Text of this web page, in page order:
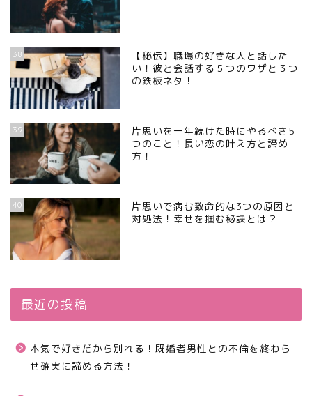
38
【秘伝】職場の好きな人と話した
い！彼と会話する５つのワザと３つ
の鉄板ネタ！
39
片思いを一年続けた時にやるべき5
つのこと！長い恋の叶え方と諦め
方！
40
片思いで病む致命的な3つの原因と
対処法！幸せを掴む秘訣とは？
最近の投稿
本気で好きだから別れる！既婚者男性との不倫を終わら
せ確実に諦める方法！